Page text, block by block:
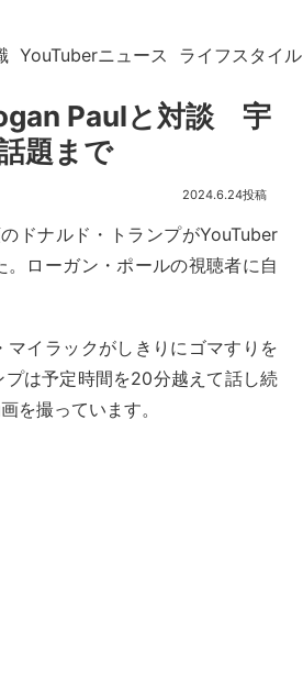
YouTuberニュース ライフスタイル
Paulと対談 宇
題まで
2024.6.24
ドナルド・トランプがYouTuber
ローガン・ポールの視聴者に自
イラックがしきりにゴマすりを
は予定時間を20分越えて話し続
を撮っています。